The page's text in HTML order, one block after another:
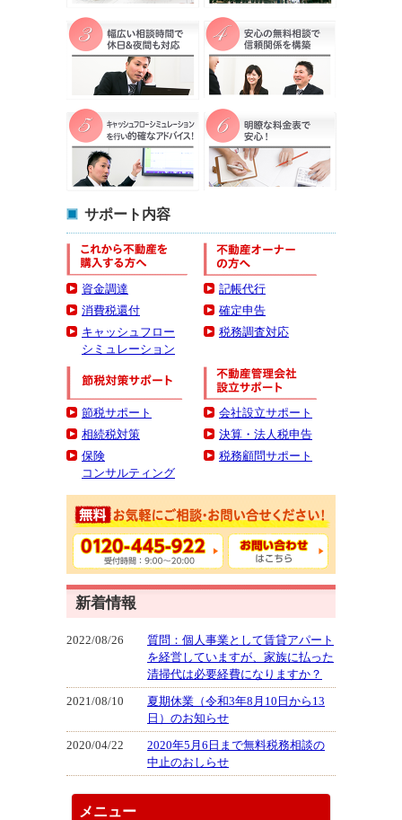
サポート内容
資金調達
消費税還付
キャッシュフロー
シミュレーション
記帳代行
確定申告
税務調査対応
節税サポート
相続税対策
保険
コンサルティング
会社設立サポート
決算・法人税申告
税務顧問サポート
新着情報
2022/08/26
質問：個人事業として賃貸アパート
を経営していますが、家族に払った
清掃代は必要経費になりますか？
2021/08/10
夏期休業（令和3年8月10日から13
日）のお知らせ
2020/04/22
2020年5月6日まで無料税務相談の
中止のおしらせ
メニュー